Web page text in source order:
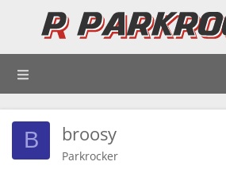
B broosy
Parkrocker